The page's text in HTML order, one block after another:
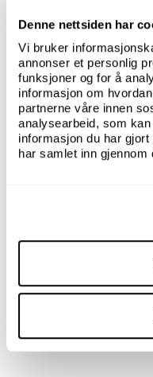
Denne nettsiden har
Vi bruker
annonser et personlig
funksjoner og for å
informasjon om
partnerne våre innen
analysearbeid, som
informasjon du har
har samlet inn